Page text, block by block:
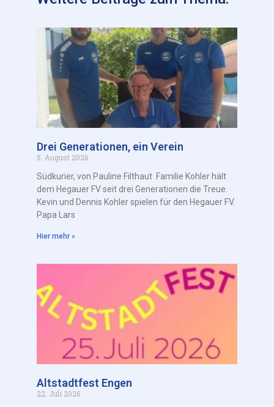
Drei Generationen, ein Verein
5. August 2026
Südkurier, von Pauline Filthaut Familie Kohler hält
dem Hegauer FV seit drei Generationen die Treue.
Kevin und Dennis Kohler spielen für den Hegauer FV.
Papa Lars
Hier mehr »
Altstadtfest Engen
22. Juli 2026